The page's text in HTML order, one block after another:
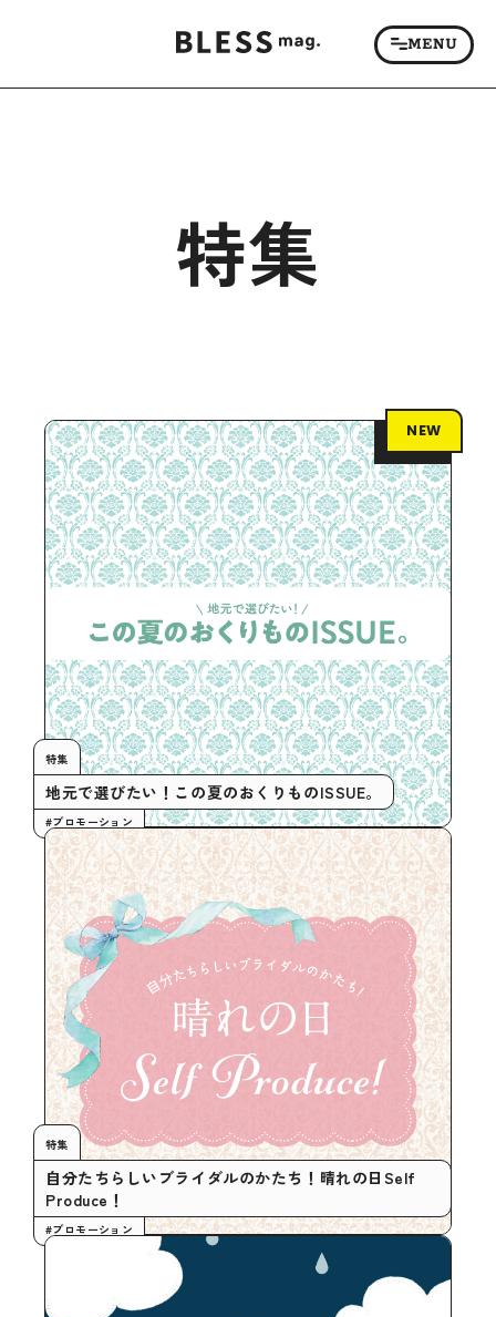
特集
NEW
特集
地元で選びたい！この夏のおくりものISSUE。
#プロモーション
特集
自分たちらしいブライダルのかたち！晴れの日Self
Produce！
#プロモーション